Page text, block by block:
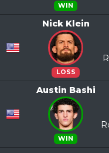
WIN
Nick Klein
LOSS
Austin Bashi
WIN